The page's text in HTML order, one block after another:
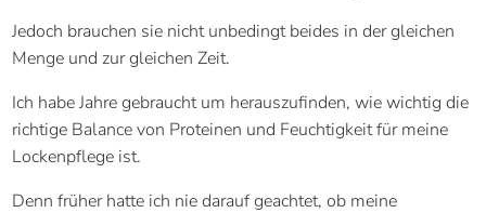
Jedoch brauchen sie nicht unbedingt beides in der gleichen
Menge und zur gleichen Zeit.
Ich habe Jahre gebraucht um herauszufinden, wie wichtig die
richtige Balance von Proteinen und Feuchtigkeit für meine
Lockenpflege ist.
Denn früher hatte ich nie darauf geachtet, ob meine